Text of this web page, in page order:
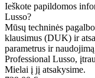
Ieškote papildomos
Lusso?
Mūsų techninės
klausimus (DUK) ir
parametrus ir
Professional Lusso,
Mielai į jį atsakysime.